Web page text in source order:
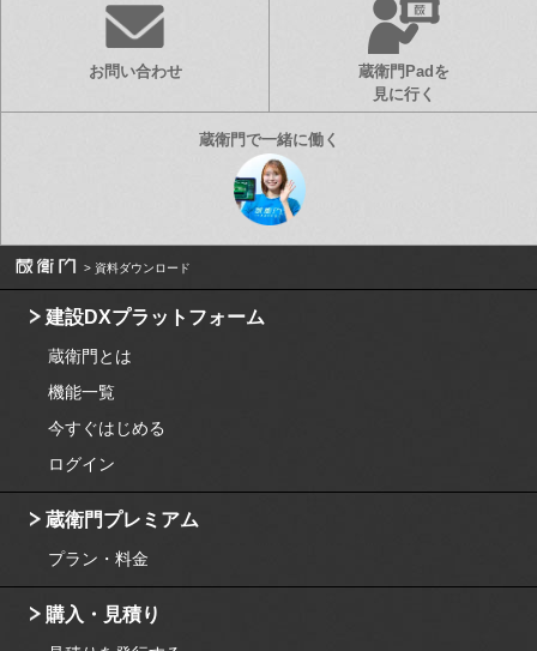
お問い合わせ
蔵衛門Padを
見に行く
資料ダウンロード
建設DXプラットフォーム
蔵衛門とは
機能一覧
今すぐはじめる
ログイン
蔵衛門プレミアム
プラン・料金
購入・見積り